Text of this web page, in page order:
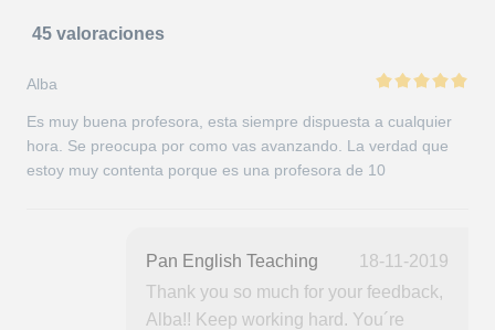
45 valoraciones
Alba
Es muy buena profesora, esta siempre dispuesta a cualquier
hora. Se preocupa por como vas avanzando. La verdad que
estoy muy contenta porque es una profesora de 10
Pan English Teaching
18-11-2019
Thank you so much for your feedback,
Alba!! Keep working hard. You´re